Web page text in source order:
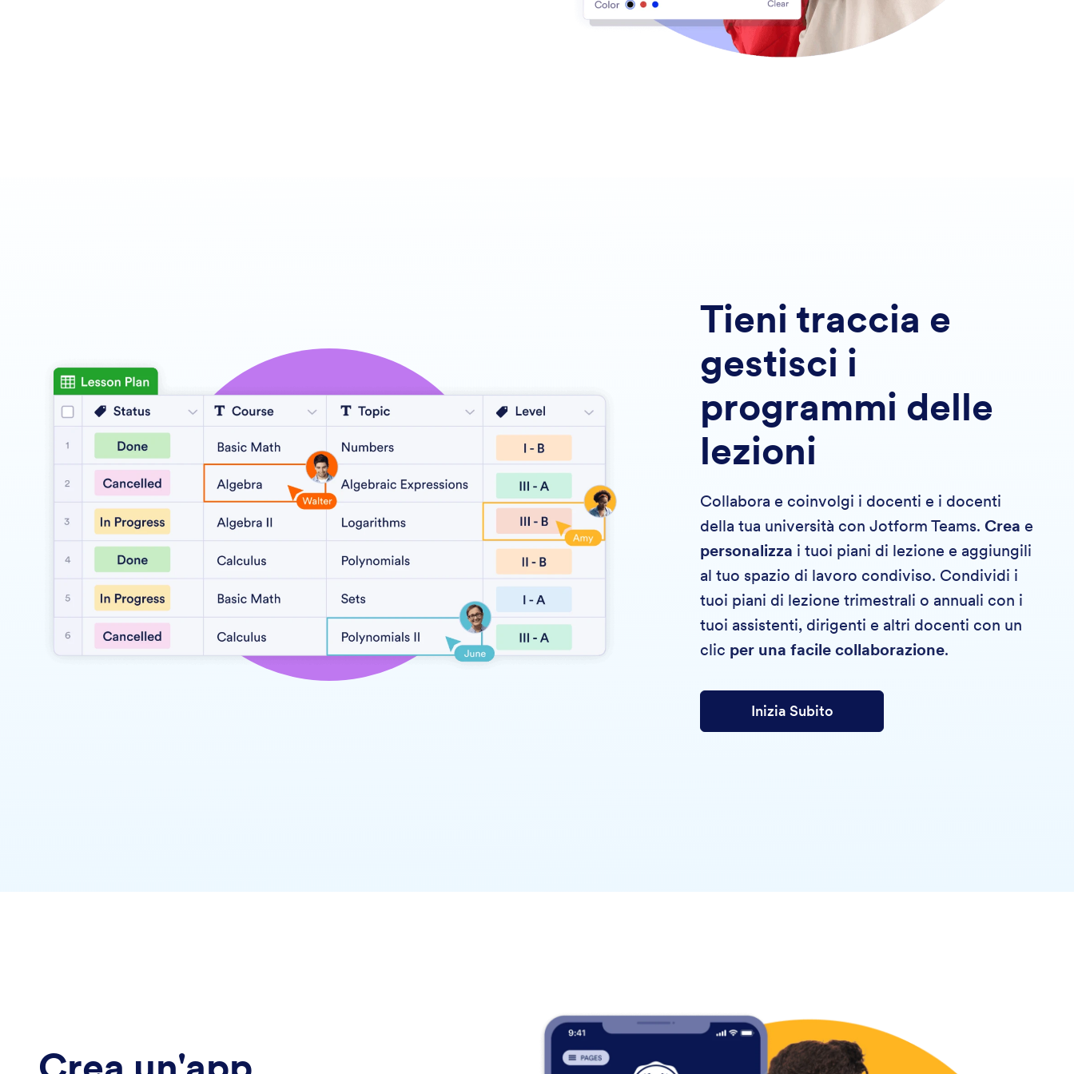
Tieni traccia e
gestisci i
programmi delle
lezioni
Collabora e coinvolgi i docenti e i docenti
della tua università con Jotform Teams. Crea e
personalizza i tuoi piani di lezione e aggiungili
al tuo spazio di lavoro condiviso. Condividi i
tuoi piani di lezione trimestrali o annuali con i
tuoi assistenti, dirigenti e altri docenti con un
clic per una facile collaborazione.
Inizia Subito